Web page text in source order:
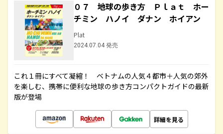
０７ 地球の歩き方 Ｐｌａｔ ホー
チミン ハノイ ダナン ホイアン
Plat
2024.07.04 発売
これ１冊にすべて凝縮！ ベトナムの人気４都市＋人気の郊外
を楽しむ、携帯に便利な地球の歩き方コンパクトガイドの最新
版が登場
詳細を見る